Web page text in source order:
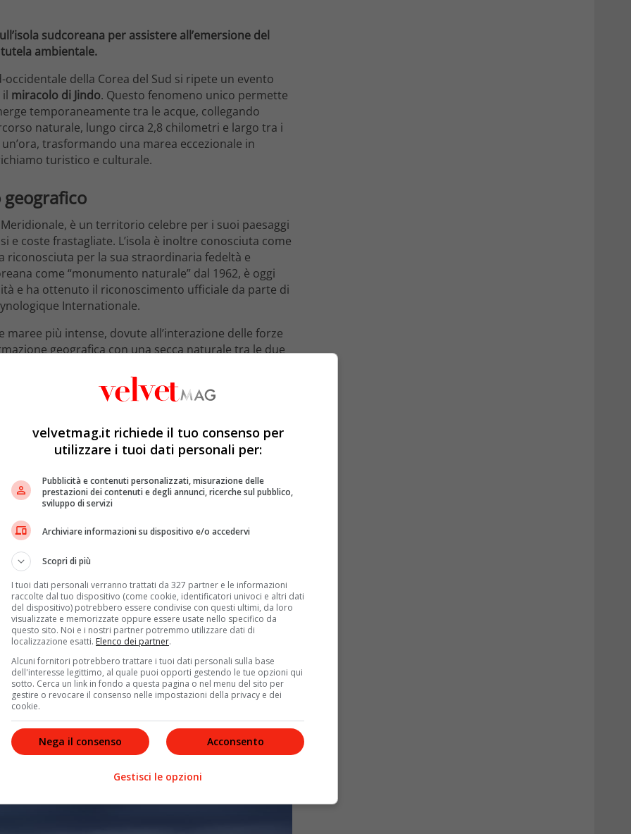
sudcoreana per assistere all’emersione del
ambientale.
occidentale della Corea del Sud si ripete un evento
miracolo di Jindo. Questo fenomeno unico permette
temporaneamente tra le acque, collegando
naturale, lungo circa 2,8 chilometri e largo tra i
trasformando una marea eccezionale in
turistico e culturale.
è un territorio celebre per i suoi paesaggi
coste frastagliate. L’isola è inoltre conosciuta come
riconosciuta per la sua straordinaria fedeltà e
come “monumento naturale” dal 1962, è oggi
e ha ottenuto il riconoscimento ufficiale da parte di
Internationale.
più intense, dovute all’interazione delle forze
geografica con una secca naturale tra le due
di sabbia, che dura circa un’ora e offre ai
unico tra terra e mare.
è avvolto in una ricca tradizione popolare. La
che pregò il dio del mare dopo essere stata
selvatiche. Il mare si aprì per consentirle di
La statua della nonna Bbyong, situata sulla
fulcro del Jindo Sea Parting Festival.
velvetmag.it richiede il tuo consenso per
utilizzare i tuoi dati personali per:
Pubblicità e contenuti personalizzati, misurazione delle
prestazioni dei contenuti e degli annunci, ricerche sul pubblico,
sviluppo di servizi
Archiviare informazioni su dispositivo e/o accedervi
Scopri di più
I tuoi dati personali verranno trattati da 327 partner e le informazioni
raccolte dal tuo dispositivo (come cookie, identificatori univoci e altri dati
del dispositivo) potrebbero essere condivise con questi ultimi, da loro
visualizzate e memorizzate oppure essere usate nello specifico da
questo sito. Noi e i nostri partner potremmo utilizzare dati di
localizzazione esatti. Elenco dei partner.
Alcuni fornitori potrebbero trattare i tuoi dati personali sulla base
dell'interesse legittimo, al quale puoi opporti gestendo le tue opzioni qui
sotto. Cerca un link in fondo a questa pagina o nel menu del sito per
gestire o revocare il consenso nelle impostazioni della privacy e dei
cookie.
Acconsento
Nega il consenso
Gestisci le opzioni